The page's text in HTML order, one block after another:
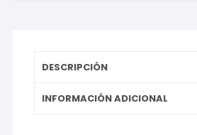
Interactiva,
1100VA,
DESCRIPCIÓN
INFORMACIÓN ADICIONAL